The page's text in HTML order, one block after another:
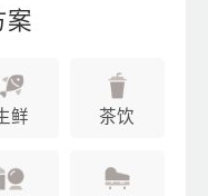
案
鲜 茶饮